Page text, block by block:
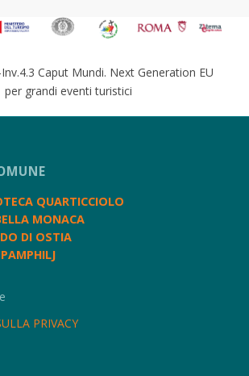
Caput Mundi. Next Generation EU
per grandi eventi turistici
QUARTICCIOLO
MONACA
DI OSTIA
PRIVACY